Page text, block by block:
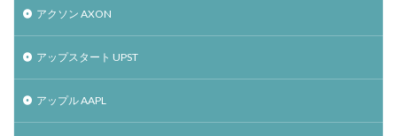
アクソン AXON
アップスタート UPST
アップル AAPL